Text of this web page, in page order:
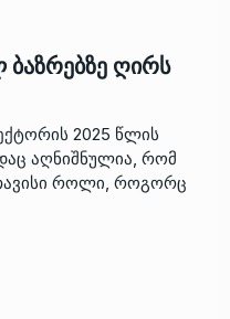
ღირს
2025 წლის
აღნიშნულია, რომ
როლი, როგორც